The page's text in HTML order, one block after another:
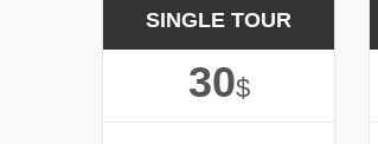
SINGLE TOUR
30$